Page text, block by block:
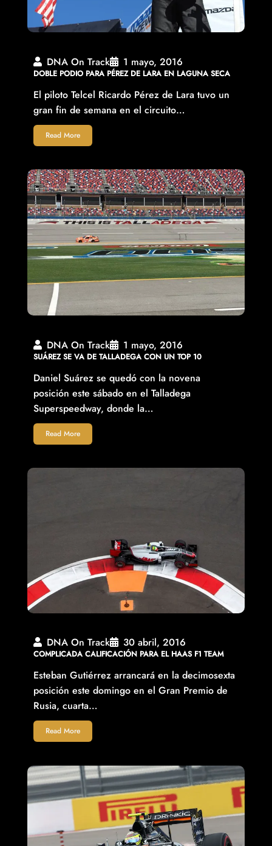
DNA On Track 1 mayo, 2016
DOBLE PODIO PARA PÉREZ DE LARA EN LAGUNA SECA
El piloto Telcel Ricardo Pérez de Lara tuvo un
gran fin de semana en el circuito…
Read More
DNA On Track 1 mayo, 2016
SUÁREZ SE VA DE TALLADEGA CON UN TOP 10
Daniel Suárez se quedó con la novena
posición este sábado en el Talladega
Superspeedway, donde la…
Read More
DNA On Track 30 abril, 2016
COMPLICADA CALIFICACIÓN PARA EL HAAS F1 TEAM
Esteban Gutiérrez arrancará en la decimosexta
posición este domingo en el Gran Premio de
Rusia, cuarta…
Read More